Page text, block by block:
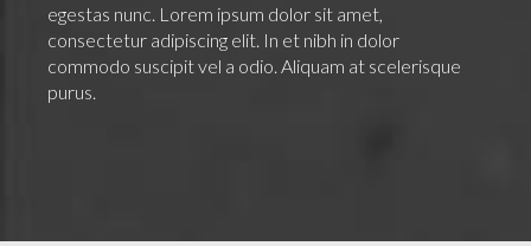
egestas nunc. Lorem ipsum dolor sit amet,
consectetur adipiscing elit. In et nibh in dolor
commodo suscipit vel a odio. Aliquam at scelerisque
purus.